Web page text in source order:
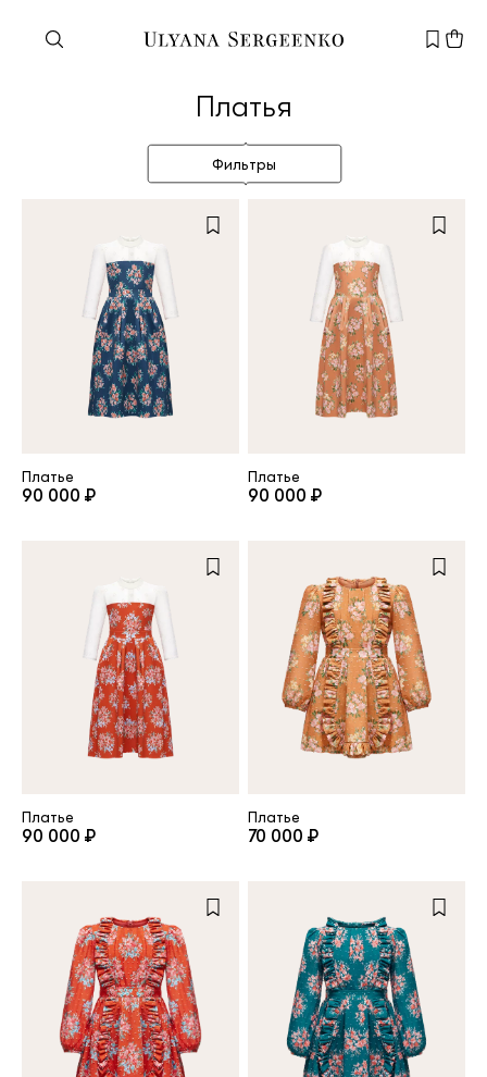
Нужна помощь?
Служба поддержки+7 495 105 70 25
support@ulyanasergeenko.com
Электронная почта
Пароль
Дата рождения
Подписаться на обновления
Нажимая на кнопку "Регистрация", вы соглашаетесь с
условиямиполитики конфиденциальности
Зарегистрированный
клиент
Платья
Фильтры
Платье
90 000 ₽
Платье
90 000 ₽
Платье
90 000 ₽
Платье
70 000 ₽